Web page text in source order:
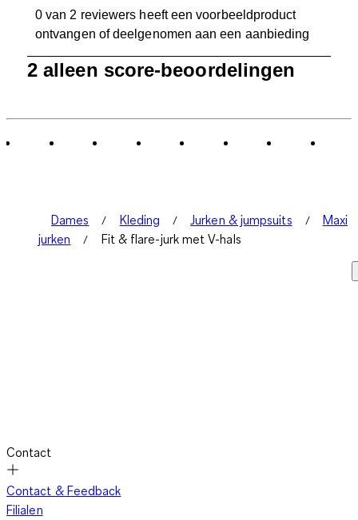
0 van 2 reviewers heeft een voorbeeldproduct
ontvangen of deelgenomen aan een aanbieding
van
2 alleen score-beoordelingen
Dames Kleding Jurken & jumpsuits
Maxi
jurken
Fit & flare-jurk met V-hals
Contact
Contact & Feedback
Filialen